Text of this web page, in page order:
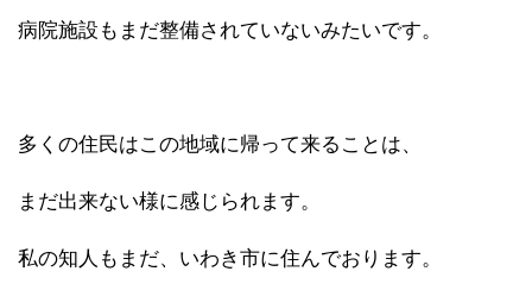
病院施設もまだ整備されていないみたいです。
多くの住民はこの地域に帰って来ることは、
まだ出来ない様に感じられます。
私の知人もまだ、いわき市に住んでおります。